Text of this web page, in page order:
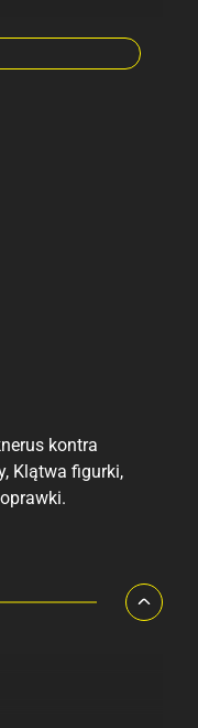
kontra
Klątwa figurki,